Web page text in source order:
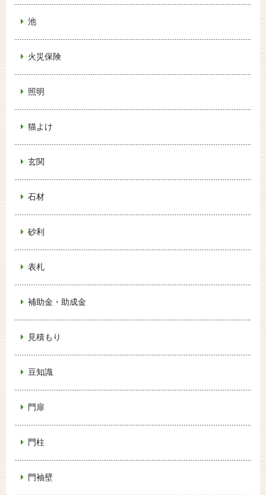
池
火災保険
照明
猫よけ
玄関
石材
砂利
表札
補助金・助成金
見積もり
豆知識
門扉
門柱
門袖壁